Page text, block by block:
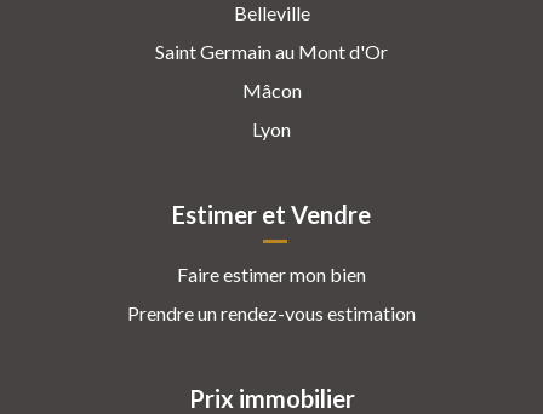
Belleville
Saint Germain au Mont d'Or
Mâcon
Lyon
Estimer et Vendre
Faire estimer mon bien
Prendre un rendez-vous estimation
Prix immobilier